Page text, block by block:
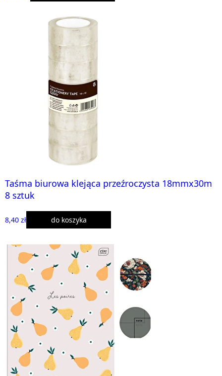
Taśma biurowa klejąca przeźroczysta 18mmx30m
8 sztuk
8,40 zł do koszyka